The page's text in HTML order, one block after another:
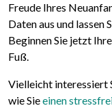
Freude Ihres
Daten aus und lassen
Beginnen Sie jetzt
Fuß.
Vielleicht interessiert
wie Sieeinen